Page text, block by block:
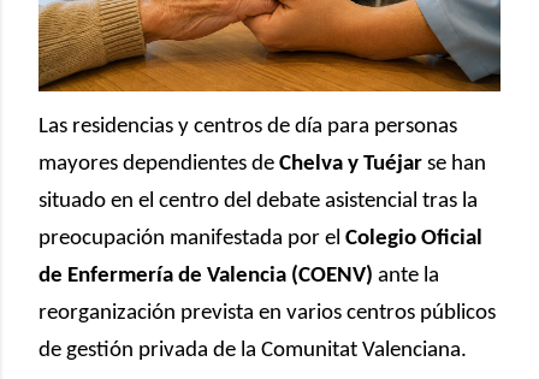
Las residencias y centros de día para personas
mayores dependientes de Chelva y Tuéjar se han
situado en el centro del debate asistencial tras la
preocupación manifestada por el Colegio Oficial
de Enfermería de Valencia (COENV) ante la
reorganización prevista en varios centros públicos
de gestión privada de la Comunitat Valenciana.